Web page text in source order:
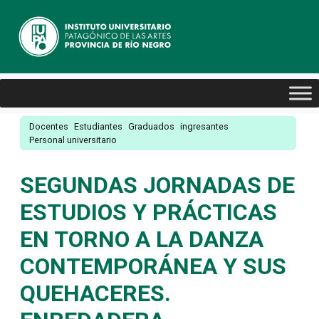
Docentes Estudiantes Graduados ingresantes
Personal universitario
SEGUNDAS JORNADAS DE
ESTUDIOS Y PRÁCTICAS
EN TORNO A LA DANZA
CONTEMPORÁNEA Y SUS
QUEHACERES.